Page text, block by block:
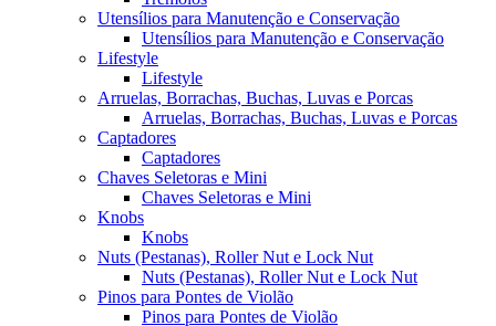
Utensílios para Manutenção e Conservação
Utensílios para Manutenção e Conservação
Lifestyle
Lifestyle
Arruelas, Borrachas, Buchas, Luvas e Porcas
Arruelas, Borrachas, Buchas, Luvas e Porcas
Captadores
Captadores
Chaves Seletoras e Mini
Chaves Seletoras e Mini
Knobs
Knobs
Nuts (Pestanas), Roller Nut e Lock Nut
Nuts (Pestanas), Roller Nut e Lock Nut
Pinos para Pontes de Violão
Pinos para Pontes de Violão